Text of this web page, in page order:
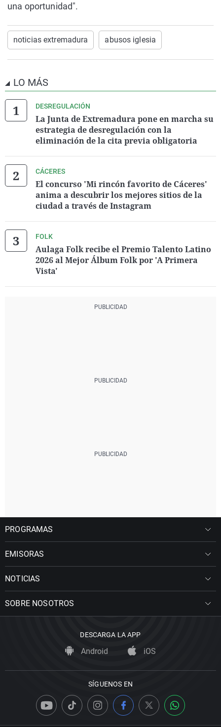
una oportunidad".
noticias extremadura abusos iglesia
LO MÁS
DESREGULACIÓN
La Junta de Extremadura pone en marcha su
estrategia de desregulación con la
eliminación de la cita previa obligatoria
CÁCERES
El concurso 'Mi rincón favorito de Cáceres'
anima a descubrir los mejores sitios de la
ciudad a través de Instagram
FOLK
Aulaga Folk recibe el Premio Talento Latino
2026 al Mejor Álbum Folk por 'A Primera
Vista'
PROGRAMAS
EMISORAS
NOTICIAS
SOBRE NOSOTROS
DESCARGA LA APP
Android iOS
SÍGUENOS EN